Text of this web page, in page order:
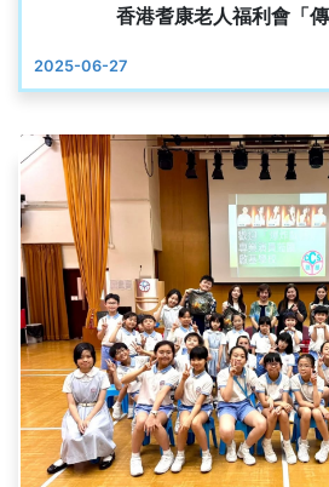
香港耆康老人福利會「傳
2025-06-27